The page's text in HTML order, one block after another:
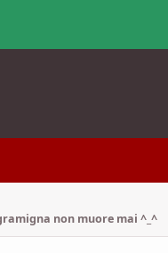
non muore mai ^_^